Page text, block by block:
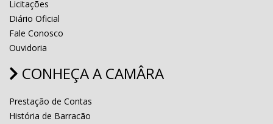
Licitações
Diário Oficial
Fale Conosco
Ouvidoria
CONHEÇA A CAMÂRA
Prestação de Contas
História de Barracão